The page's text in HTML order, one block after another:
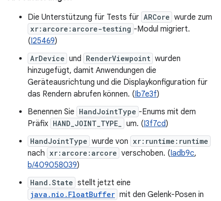
Die Unterstützung für Tests für ARCore wurde zum
xr:arcore:arcore-testing -Modul migriert.
(I25469)
ArDevice und RenderViewpoint wurden
hinzugefügt, damit Anwendungen die
Geräteausrichtung und die Displaykonfiguration für
das Rendern abrufen können. (Ib7e3f)
Benennen Sie HandJointType -Enums mit dem
Präfix HAND_JOINT_TYPE_ um. (I3f7cd)
HandJointType wurde von xr:runtime:runtime
nach xr:arcore:arcore verschoben. (Iadb9c,
b/409058039)
Hand.State stellt jetzt eine
java.nio.FloatBuffer mit den Gelenk-Posen in